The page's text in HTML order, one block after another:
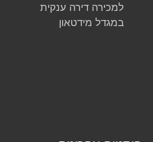
למכירה דירה ענקית
במגדל מידטאון